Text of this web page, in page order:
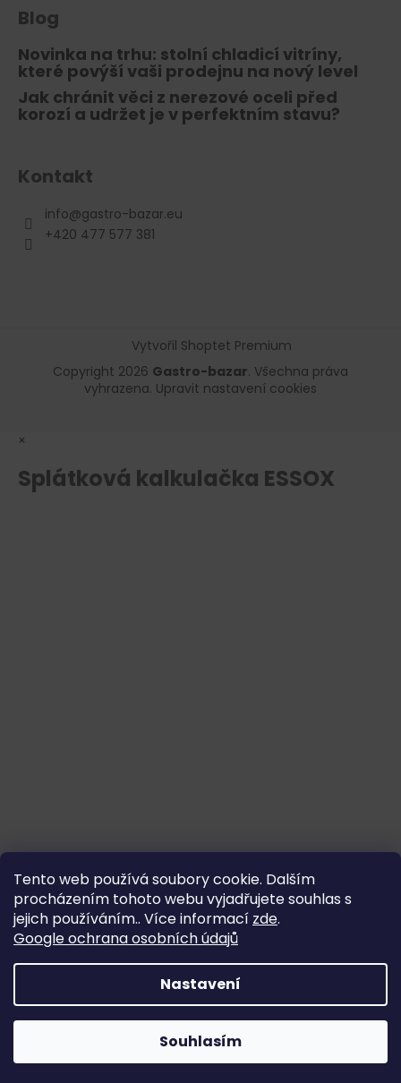
Tento web používá soubory cookie. Dalším
procházením tohoto webu vyjadřujete souhlas s
jejich používáním.. Více informací zde.
Google ochrana osobních údajů
Nastavení
Souhlasím
Blog
Novinka na trhu: stolní chladicí vitríny,
které povýší vaši prodejnu na nový level
Jak chránit věci z nerezové oceli před
korozí a udržet je v perfektním stavu?
Kontakt
info@gastro-bazar.eu
+420 477 577 381
Vytvořil Shoptet Premium
Copyright 2026 Gastro-bazar. Všechna práva
vyhrazena. Upravit nastavení cookies
×
Splátková kalkulačka ESSOX